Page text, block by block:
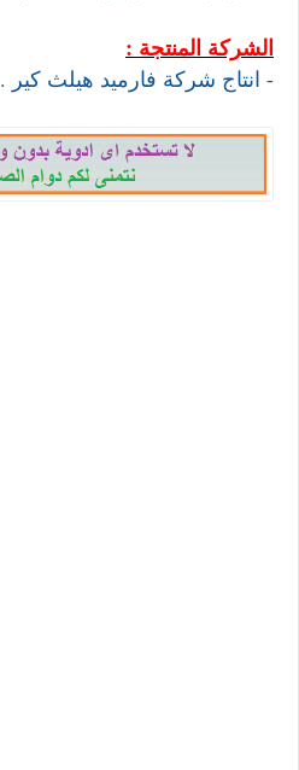
الشركة المنتجة :
- انتاج شركة فارميد هيلث كير .